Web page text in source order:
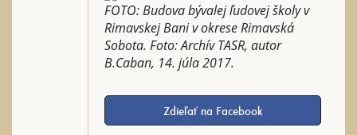
FOTO: Budova bývalej ľudovej školy v
Rimavskej Bani v okrese Rimavská
Sobota. Foto: Archív TASR, autor
B.Caban, 14. júla 2017.
Zdieľať na Facebook